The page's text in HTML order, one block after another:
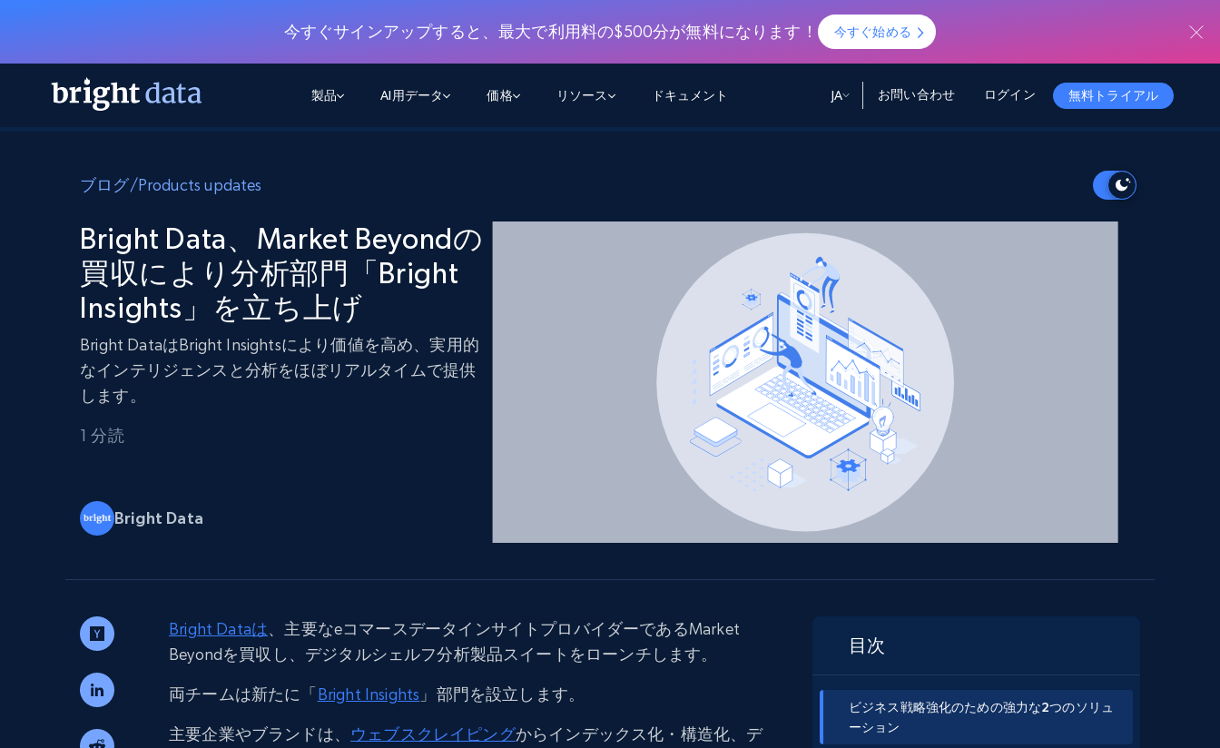
今すぐサインアップすると、最大で利用料の$500分が無料になります！ 今すぐ始める
JA
製品
Discover API
Always live web discovery for agents
SERP API
オンデマンドですばやく容易に検索エンジ
グーグル ビング
ダックダックゴ
ヤンデックス
600以上のウェブサイトからリアルタイム
どのサイトもデータパイプラインに変換
データセットマーケットプレイス
事前収集された600以上のドメインからの
不動産
Real-time web data, delivered as it’s
リアルタイムのECインサイトとAI搭載レコ
メンデーションを提供
マネージドデータサービス
カスタマイズされたエンタープライズグレ
ードのデータ収集
Deep Lookup
ウェブデータで複雑検索
プロキシサービス
400M+ 実際のピアデバイスからのグロー
70万以上の完全準拠の静的住宅用プロキシ
データセンタープロキシ
効率的なデータ抽出を実現する高速で信頼
性の高いプロキシ
AI用データ
ーニング
ビデオフィード – VLA対応済み
ヒューマノイドロボットのポリシー学習のた
めの継続的かつターゲットを絞ったウェブ動
画を取得
データパッケージ
入手
AIアプリがWebを検索・クロールできるよう
エージェントがウェブサイトを閲覧し、行動
ウェブを解き放つオールインワンツールキッ
Demo Agents
Integrations
価格
クロールAPI
から始まる
$1/1k req
SERP API
FREE TIER
から始まる
$1/1k req
Scraping Browser
から始まる
$5/GB
$1$0.75/1k rec
データセットマーケットプレイス
から始まる
$250/100K rec
から始まる
$0.2/1k HTML
Managed Data
Acquisition
リソース
統合
ブラウザ拡張機能
ネットワークステータス
ブログ
ケーススタディ
プロキシロケーション
トラストセンター
SDK Bright
Bright Initiative
ドキュメント ログイン
お問い合わせ 無料トライアル
ブログ/Products updates
Bright Data、Market Beyondの
買収により分析部門「Bright
Insights」を立ち上げ
Bright DataはBright Insightsにより価値を高め、実用的
なインテリジェンスと分析をほぼリアルタイムで提供
します。
1 分読
Bright Data
Bright Dataは、主要なeコマースデータインサイトプロバイダーであるMarket
Beyondを買収し、デジタルシェルフ分析製品スイートをローンチします。
両チームは新たに「Bright Insights 」部門を設立します。
主要企業やブランドは、 ウェブスクレイピングからインデックス化・構造化、デ
目次
ビジネス戦略強化のための強力な2つのソリュ
ーション